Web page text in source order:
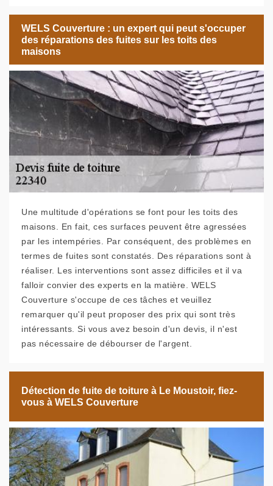
WELS Couverture : un expert qui peut s'occuper
des réparations des fuites sur les toits des
maisons
Une multitude d'opérations se font pour les toits des
maisons. En fait, ces surfaces peuvent être agressées
par les intempéries. Par conséquent, des problèmes en
termes de fuites sont constatés. Des réparations sont à
réaliser. Les interventions sont assez difficiles et il va
falloir convier des experts en la matière. WELS
Couverture s'occupe de ces tâches et veuillez
remarquer qu'il peut proposer des prix qui sont très
intéressants. Si vous avez besoin d'un devis, il n'est
pas nécessaire de débourser de l'argent.
Détection de fuite de toiture à Le Moustoir, fiez-
vous à WELS Couverture